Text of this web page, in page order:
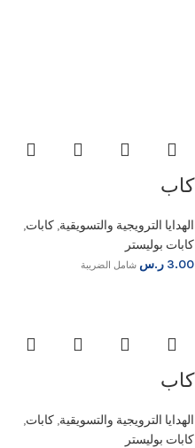
كاب
الهدايا الترويجية والتسويقية, كابات,
كابات بوليستر
3.00 ر.س شامل الضريبة
كاب
الهدايا الترويجية والتسويقية, كابات,
كابات بوليستر